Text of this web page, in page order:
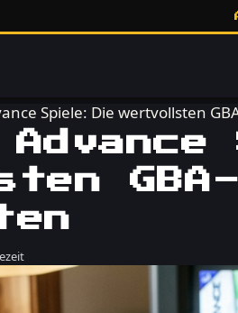
Spiele: Die wertvollsten